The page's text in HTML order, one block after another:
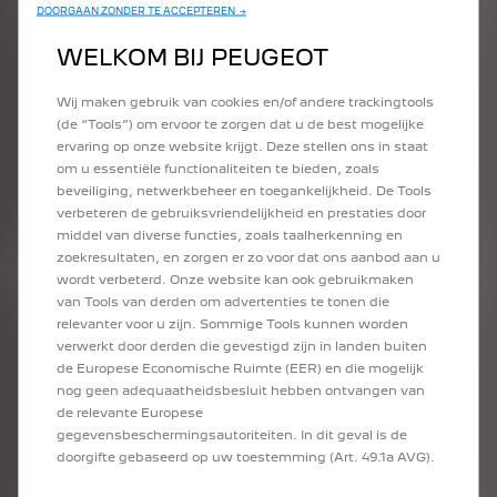
verzekeraar of dienstverlener) toestemming geven
voorwaarden, ingesteld door de Data Act.
Hoe lang heeft u toegang tot uw gegevens?
U krijgt toegang tot de gegevens, opgeslagen op de
Stellantis' servers, in overeenstemming met het
gegevensretentiebeleid van de Stellantis Group.
Is de Data Act ook van toepassing op
tweedehandsauto's?
Ja. Zowel nieuwe als tweedehands aangesloten
auto's worden gedekt.
Klachten
Wanneer u van mening bent dat uw rechten onder
DOORGAAN ZONDER TE ACCEPTEREN →
WELKOM BIJ PEUGEOT
Wij maken gebruik van cookies en/of andere trackingtools
(de “Tools”) om ervoor te zorgen dat u de best mogelijke
ervaring op onze website krijgt. Deze stellen ons in staat
om u essentiële functionaliteiten te bieden, zoals
beveiliging, netwerkbeheer en toegankelijkheid. De Tools
verbeteren de gebruiksvriendelijkheid en prestaties door
middel van diverse functies, zoals taalherkenning en
zoekresultaten, en zorgen er zo voor dat ons aanbod aan u
wordt verbeterd. Onze website kan ook gebruikmaken
van Tools van derden om advertenties te tonen die
relevanter voor u zijn. Sommige Tools kunnen worden
verwerkt door derden die gevestigd zijn in landen buiten
de Europese Economische Ruimte (EER) en die mogelijk
nog geen adequaatheidsbesluit hebben ontvangen van
de relevante Europese
gegevensbeschermingsautoriteiten. In dit geval is de
doorgifte gebaseerd op uw toestemming (Art. 49.1a AVG).